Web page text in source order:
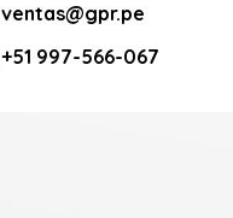
ventas@gpr.pe
+51 997-566-067